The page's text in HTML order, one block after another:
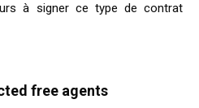
à signer ce type de contrat
free agents